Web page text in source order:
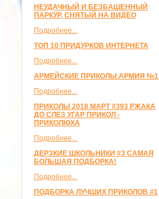
НЕУДАЧНЫЙ И БЕЗБАШЕННЫЙ
ПАРКУР, СНЯТЫЙ НА ВИДЕО
Подробнее...
ТОП 10 ПРИДУРКОВ ИНТЕРНЕТА
Подробнее...
АРМЕЙСКИЕ ПРИКОЛЫ.АРМИЯ №1
Подробнее...
ПРИКОЛЫ 2018 МАРТ #393 РЖАКА
ДО СЛЕЗ УГАР ПРИКОЛ -
ПРИКОЛЮХА
Подробнее...
ДЕРЗКИЕ ШКОЛЬНИКИ #3 САМАЯ
БОЛЬШАЯ ПОДБОРКА!
Подробнее...
ПОДБОРКА ЛУЧШИХ ПРИКОЛОВ #1